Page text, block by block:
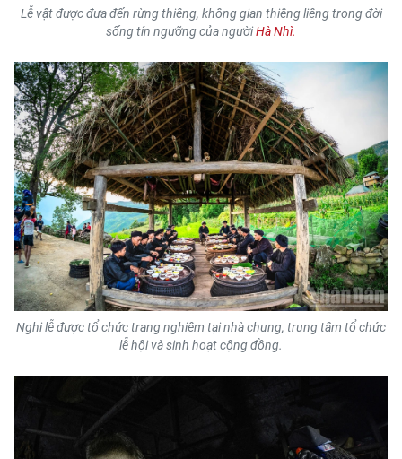
ĐỌC BÁO IN
ENGLISH
中文
FRANÇAIS
РУССКИЙ
ESPAÑOL
한국어
Lễ vật được đưa đến rừng thiêng, không gian thiêng liêng trong đời
sống tín ngưỡng của ngườiHà Nhì.
Nghi lễ được tổ chức trang nghiêm tại nhà chung, trung tâm tổ chức
lễ hội và sinh hoạt cộng đồng.